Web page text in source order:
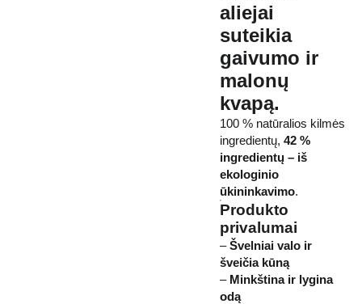
aliejai
suteikia
gaivumo ir
malonų
kvapą.
100 % natūralios kilmės
ingredientų, 42 %
ingredientų – iš
ekologinio
ūkininkavimo.
Produkto
privalumai
–Švelniai valo ir
šveičia kūną
– Minkština ir lygina
odą